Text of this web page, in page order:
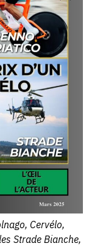
Cervélo,
Strade Bianche,